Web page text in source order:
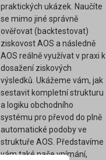
praktických ukázek. Naučíte
se mimo jiné správně
ověřovat (backtestovat)
ziskovost AOS a následně
AOS reálně využívat v praxi k
dosažení ziskových
výsledků. Ukážeme vám, jak
sestavit kompletní strukturu
a logiku obchodního
systému pro převod do plně
automatické podoby ve
struktuře AOS. Představíme
vám také naše vnímání,